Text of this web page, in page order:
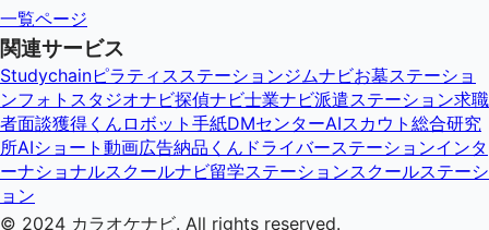
一覧ページ
関連サービス
Studychainピラティスステーションジムナビお墓ステーショ
ンフォトスタジオナビ探偵ナビ士業ナビ派遣ステーション求職
者面談獲得くん ロボット手紙DMセンターAIスカウト総合研究
所AIショート動画広告納品くん ドライバーステーションインタ
ーナショナルスクールナビ留学ステーションスクールステーシ
ョン
© 2024 カラオケナビ. All rights reserved.